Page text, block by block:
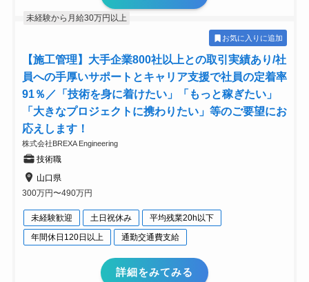
未経験から月給30万円以上
お気に入りに追加
【施工管理】大手企業800社以上との取引実績あり/社
員への手厚いサポートとキャリア支援で社員の定着率
91％／「技術を身に着けたい」「もっと稼ぎたい」
「大きなプロジェクトに携わりたい」等のご要望にお
応えします！
株式会社BREXA Engineering
技術職
山口県
300万円〜490万円
未経験歓迎 土日祝休み
平均残業20h以下
年間休日120日以上
通勤交通費支給
詳細をみてみる